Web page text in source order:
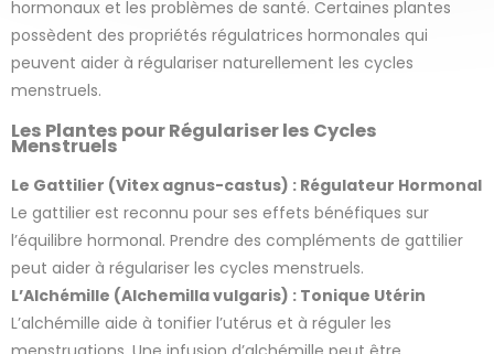
hormonaux et les problèmes de santé. Certaines plantes
possèdent des propriétés régulatrices hormonales qui
peuvent aider à régulariser naturellement les cycles
menstruels.
Les Plantes pour Régulariser les Cycles
Menstruels
Le Gattilier (Vitex agnus-castus) : Régulateur Hormonal
Le gattilier est reconnu pour ses effets bénéfiques sur
l’équilibre hormonal. Prendre des compléments de gattilier
peut aider à régulariser les cycles menstruels.
L’Alchémille (Alchemilla vulgaris) : Tonique Utérin
L’alchémille aide à tonifier l’utérus et à réguler les
1 avis